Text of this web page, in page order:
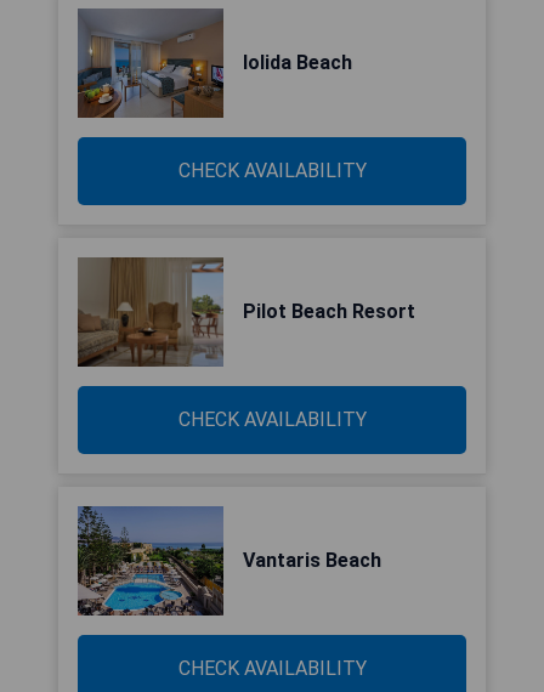
Iolida Beach
CHECK AVAILABILITY
Pilot Beach Resort
CHECK AVAILABILITY
Vantaris Beach
CHECK AVAILABILITY